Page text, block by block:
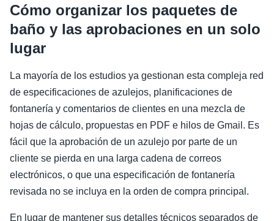
Cómo organizar los paquetes de
baño y las aprobaciones en un solo
lugar
La mayoría de los estudios ya gestionan esta compleja red
de especificaciones de azulejos, planificaciones de
fontanería y comentarios de clientes en una mezcla de
hojas de cálculo, propuestas en PDF e hilos de Gmail. Es
fácil que la aprobación de un azulejo por parte de un
cliente se pierda en una larga cadena de correos
electrónicos, o que una especificación de fontanería
revisada no se incluya en la orden de compra principal.
En lugar de mantener sus detalles técnicos separados de